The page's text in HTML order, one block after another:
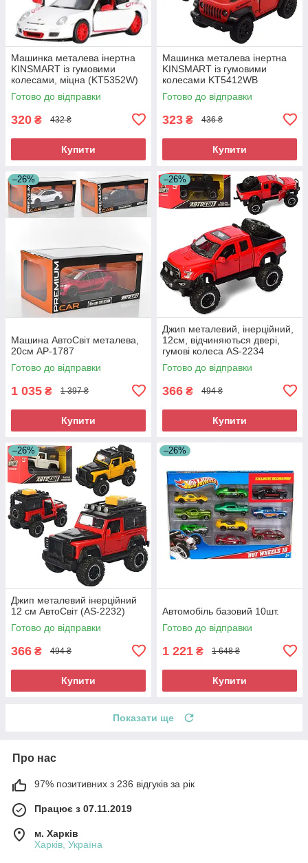
Машинка металева інертна
KINSMART із гумовими
колесами, міцна (KT5352W)
Готово до відправки
320 ₴ 432 ₴
Купити
Машинка металева інертна
KINSMART із гумовими
колесами KT5412WB
Готово до відправки
323 ₴ 436 ₴
Купити
–26%
Машина АвтоСвіт металева,
20см AP-1787
Готово до відправки
1 035 ₴ 1 397 ₴
Купити
–26%
Джип металевий, інерційний,
12см, відчиняються двері,
гумові колеса AS-2234
Готово до відправки
366 ₴ 494 ₴
Купити
–26%
Джип металевий інерційний
12 см АвтоСвіт (AS-2232)
Готово до відправки
366 ₴ 494 ₴
Купити
–26%
Автомобіль базовий 10шт.
Готово до відправки
1 221 ₴ 1 648 ₴
Купити
Показати ще
Про нас
97% позитивних з 236 відгуків за рік
Працює з 07.11.2019
м. Харків
Харків, Україна